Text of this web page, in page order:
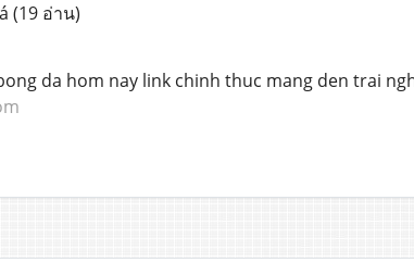
(19 อ่าน)
da hom nay link chinh thuc mang den trai